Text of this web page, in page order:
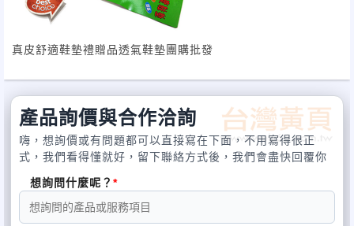
真皮舒適鞋墊禮贈品透氣鞋墊團購批發
產品詢價與合作洽詢
嗨，想詢價或有問題都可以直接寫在下面，不用寫得很正
式，我們看得懂就好，留下聯絡方式後，我們會盡快回覆你
想詢問什麼呢？